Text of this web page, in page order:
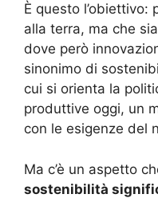
È questo
alla terra, ma che
dove però
sinonimo di
cui si orienta la
produttive oggi, un
con le esigenze del
Ma c’è un aspetto
sostenibilità